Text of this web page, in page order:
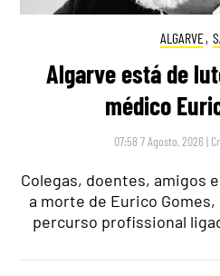
ALGARVE,
Algarve está de
médico
07:58 7 Agosto, 2026 |
Colegas, doentes, amigos
a morte de Eurico
percurso profissional